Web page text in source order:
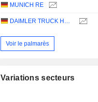
MUNICH RE
DAIMLER TRUCK HOLDING AG
Voir le palmarès
Variations secteurs